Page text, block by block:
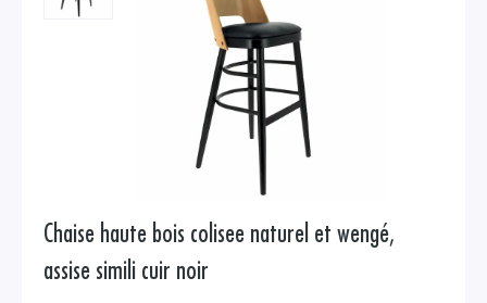
Chaise haute bois colisee naturel et wengé,
assise simili cuir noir